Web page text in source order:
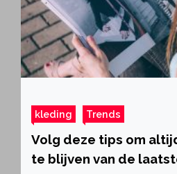
kleding Trends
Volg deze tips om
te blijven van de